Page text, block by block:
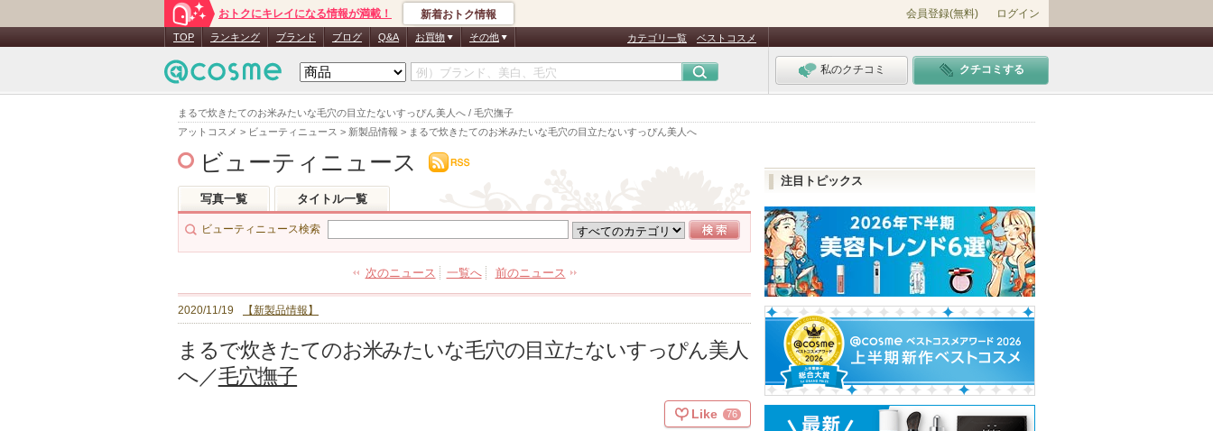
まるで炊きたてのお米みたいな毛穴の目立たないすっぴん美人へ / 毛穴撫子
アットコスメ > ビューティニュース > 新製品情報 > まるで炊きたてのお米みたいな毛穴の目立たないすっぴん美人へ
おトクにキレイになる情報が満載！ 新着おトク情報 会員登録(無料) ログイン
TOP ランキング ブランド ブログ Q&A お買物 その他 カテゴリ一覧 ベストコスメ
私のクチコミ クチコミする
ビューティニュース
写真一覧 タイトル一覧
ビューティニュース検索
次のニュース 一覧へ 前のニュース
2020/11/19 【新製品情報】
まるで炊きたてのお米みたいな毛穴の目立たないすっぴん美人
へ／毛穴撫子
Like 76
注目トピックス